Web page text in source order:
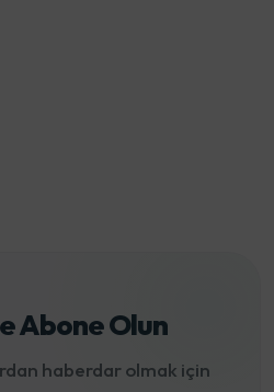
Abone Olun
haberdar olmak için